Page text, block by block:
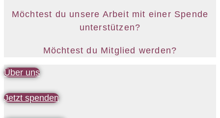
Möchtest du unsere Arbeit mit einer Spende
unterstützen?
Möchtest du Mitglied werden?
Über uns
Jetzt spenden